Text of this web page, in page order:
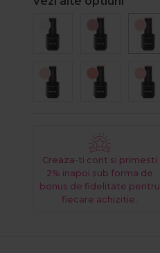
Creaza-ti cont si primesti
2% inapoi sub forma de
bonus de fidelitate pentru
fiecare achizitie.